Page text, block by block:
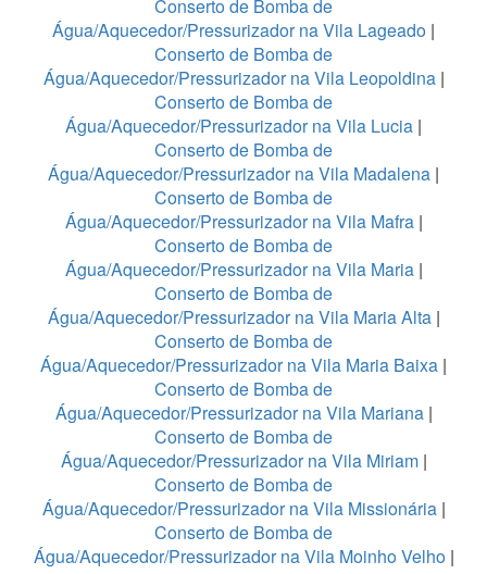
Conserto de Bomba de
Água/Aquecedor/Pressurizador na Vila Lageado |
Conserto de Bomba de
Água/Aquecedor/Pressurizador na Vila Leopoldina|
Conserto de Bomba de
Água/Aquecedor/Pressurizador na Vila Lucia |
Conserto de Bomba de
Água/Aquecedor/Pressurizador na Vila Madalena |
Conserto de Bomba de
Água/Aquecedor/Pressurizador na Vila Mafra |
Conserto de Bomba de
Água/Aquecedor/Pressurizador na Vila Maria|
Conserto de Bomba de
Água/Aquecedor/Pressurizador na Vila Maria Alta|
Conserto de Bomba de
Água/Aquecedor/Pressurizador na Vila Maria Baixa |
Conserto de Bomba de
Água/Aquecedor/Pressurizador na Vila Mariana|
Conserto de Bomba de
Água/Aquecedor/Pressurizador na Vila Miriam|
Conserto de Bomba de
Água/Aquecedor/Pressurizador na Vila Missionária|
Conserto de Bomba de
Água/Aquecedor/Pressurizador na Vila Moinho Velho|